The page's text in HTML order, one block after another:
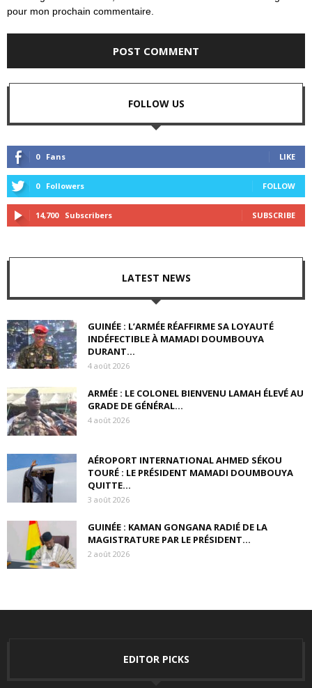
pour mon prochain commentaire.
FOLLOW US
0 Fans LIKE
0 Followers FOLLOW
14,700 Subscribers SUBSCRIBE
LATEST NEWS
GUINÉE : L’ARMÉE RÉAFFIRME SA LOYAUTÉ
INDÉFECTIBLE À MAMADI DOUMBOUYA
DURANT...
4 août 2026
ARMÉE : LE COLONEL BIENVENU LAMAH ÉLEVÉ AU
GRADE DE GÉNÉRAL...
4 août 2026
AÉROPORT INTERNATIONAL AHMED SÉKOU
TOURÉ : LE PRÉSIDENT MAMADI DOUMBOUYA
QUITTE...
3 août 2026
GUINÉE : KAMAN GONGANA RADIÉ DE LA
MAGISTRATURE PAR LE PRÉSIDENT...
2 août 2026
EDITOR PICKS